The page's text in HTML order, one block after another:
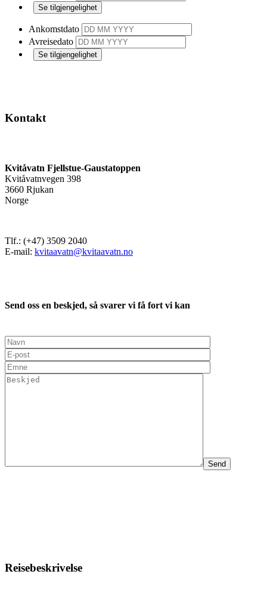
Ankomstdato
Avreisedato
Kontakt
Kvitåvatn Fjellstue-Gaustatoppen
Kvitåvatnvegen 398
3660 Rjukan
Norge
Tlf.: (+47) 3509 2040
E-mail: kvitaavatn@kvitaavatn.no
Send oss en beskjed, så svarer vi få fort vi kan
Reisebeskrivelse